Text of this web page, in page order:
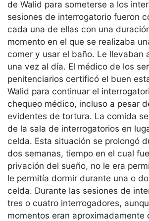
de Walid para someterse a los
sesiones de interrogatorio fueron
cada una de ellas con una
momento en el que se realizaba
comer y usar el baño. Le llevaban
una vez al día. El médico de los
penitenciarios certificó el buen
Walid para continuar el
chequeo médico, incluso a pesar
evidentes de tortura. La comida
de la sala de interrogatorios en
celda. Esta situación se prolongó
dos semanas, tiempo en el cual
privación del sueño, no le era
le permitía dormir durante una o
celda. Durante las sesiones de
tres o cuatro interrogadores,
momentos eran aproximadamente